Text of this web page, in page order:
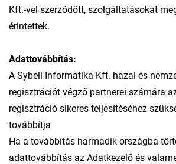
Kft.-vel szerződött, szolgáltatásokat
érintettek.
Adattovábbítás:
A Sybell Informatika Kft. hazai és
regisztrációt végző partnerei számára
regisztráció sikeres teljesítéséhez
továbbítja
Ha a továbbítás harmadik országba
adattovábbítás az Adatkezelő és